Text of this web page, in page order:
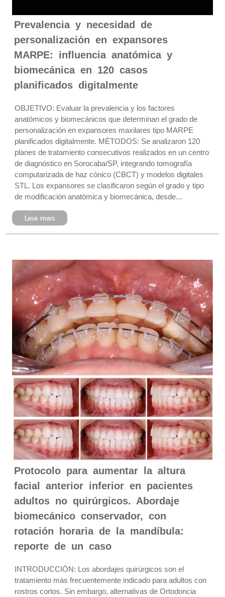
Prevalencia y necesidad de
personalización en expansores
MARPE: influencia anatómica y
biomecánica en 120 casos
planificados digitalmente
OBJETIVO: Evaluar la prevalencia y los factores
anatómicos y biomecánicos que determinan el grado de
personalización en expansores maxilares tipo MARPE
planificados digitalmente. MÉTODOS: Se analizaron 120
planes de tratamiento consecutivos realizados en un centro
de diagnóstico en Sorocaba/SP, integrando tomografía
computarizada de haz cónico (CBCT) y modelos digitales
STL. Los expansores se clasificaron según el grado y tipo
de modificación anatómica y biomecánica, desde...
Leia mais
Protocolo para aumentar la altura
facial anterior inferior en pacientes
adultos no quirúrgicos. Abordaje
biomecánico conservador, con
rotación horaria de la mandíbula:
reporte de un caso
INTRODUCCIÓN: Los abordajes quirúrgicos son el
tratamiento más frecuentemente indicado para adultos con
rostros cortos. Sin embargo, alternativas de Ortodoncia